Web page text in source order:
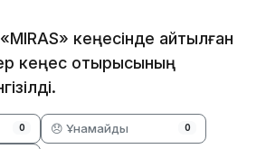
кеңесінде айтылған
кеңес отырысының
0 😞 Ұнамайды 0